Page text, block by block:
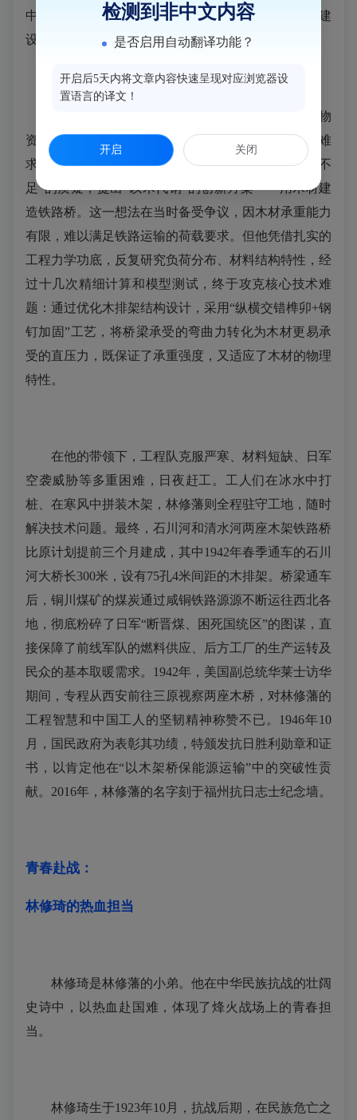
中最艰巨的任务是跨越石川河和清水河的两座桥梁建
设。
当时正值抗战艰难时期，国内钢铁、水泥等战略物
资极度匮乏，架桥所需的钢梁和高标号水泥更是千金难
求。面对“无钢可用”的困境，林修藩力排“木材承重不
足”的质疑，提出“以木代钢”的创新方案——用木材建
造铁路桥。这一想法在当时备受争议，因木材承重能力
有限，难以满足铁路运输的荷载要求。但他凭借扎实的
工程力学功底，反复研究负荷分布、材料结构特性，经
过十几次精细计算和模型测试，终于攻克核心技术难
题：通过优化木排架结构设计，采用“纵横交错榫卯+钢
钉加固”工艺，将桥梁承受的弯曲力转化为木材更易承
受的直压力，既保证了承重强度，又适应了木材的物理
特性。
在他的带领下，工程队克服严寒、材料短缺、日军
空袭威胁等多重困难，日夜赶工。工人们在冰水中打
桩、在寒风中拼装木架，林修藩则全程驻守工地，随时
解决技术问题。最终，石川河和清水河两座木架铁路桥
比原计划提前三个月建成，其中1942年春季通车的石川
河大桥长300米，设有75孔4米间距的木排架。桥梁通车
后，铜川煤矿的煤炭通过咸铜铁路源源不断运往西北各
地，彻底粉碎了日军“断晋煤、困死国统区”的图谋，直
接保障了前线军队的燃料供应、后方工厂的生产运转及
民众的基本取暖需求。1942年，美国副总统华莱士访华
期间，专程从西安前往三原视察两座木桥，对林修藩的
工程智慧和中国工人的坚韧精神称赞不已。1946年10
月，国民政府为表彰其功绩，特颁发抗日胜利勋章和证
书，以肯定他在“以木架桥保能源运输”中的突破性贡
献。2016年，林修藩的名字刻于福州抗日志士纪念墙。
青春赴战：
林修琦的热血担当
林修琦是林修藩的小弟。他在中华民族抗战的壮阔
史诗中，以热血赴国难，体现了烽火战场上的青春担
当。
林修琦生于1923年10月，抗战后期，在民族危亡之
检测到非中文内容
是否启用自动翻译功能？
开启后5天内将文章内容快速呈现对应浏览器设
置语言的译文！
开启 关闭